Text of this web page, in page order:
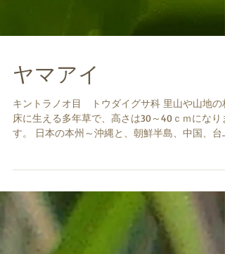
ヤマアイ
キントラノオ目 トウダイグサ科 里山や山地の
す。 日本の本州～沖縄と、朝鮮半島、中国、台
湾、インドシナ半島に分布します。 花は、3月～
月に咲きます。 雌雄別株ですが同株のものもあ
り、雄花は茎の先に、雌花は葉の脇につきます。